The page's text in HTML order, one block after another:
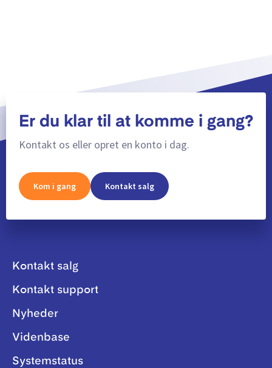
Er du klar til at komme i gang?
Kontakt os eller opret en konto i dag.
Kom i gang Kontakt salg
Kontakt salg
Kontakt support
Nyheder
Videnbase
Systemstatus